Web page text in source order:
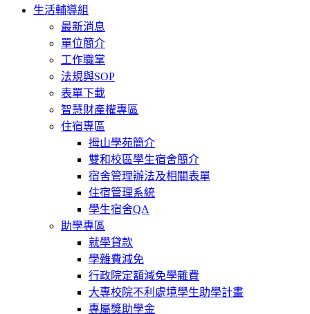
生活輔導組
最新消息
單位簡介
工作職掌
法規與SOP
表單下載
智慧財產權專區
住宿專區
拇山學苑簡介
雙和校區學生宿舍簡介
宿舍管理辦法及相關表單
住宿管理系統
學生宿舍QA
助學專區
就學貸款
學雜費減免
行政院定額減免學雜費
大專校院不利處境學生助學計畫
專屬獎助學金